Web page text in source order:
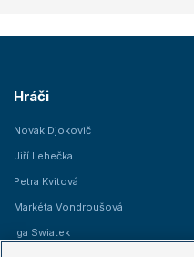
Hráči
Novak Djokovič
Jiří Lehečka
Petra Kvitová
Markéta Vondroušová
Iga Swiatek